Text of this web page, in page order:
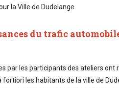
la Ville de Dudelange.
du trafic
par les participants des ateliers
les habitants de la ville de